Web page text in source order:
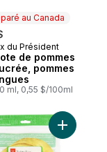
au Canada
au Canada
du Président
de pommes
pommes
ml, 0,55 $/100ml
Tendres etAjouter